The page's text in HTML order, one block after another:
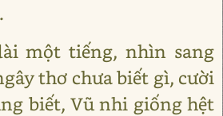
một tiếng, nhìn sang
thơ chưa biết gì, cười
biết, Vũ nhi giống hệt